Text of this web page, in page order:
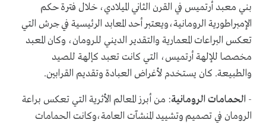
بني معبد أرتميس في القرن الثاني الميلادي، خلال فترة حكم
الإمبراطورية الرومانية،ويعتبر أحد المعابد الرئيسية في جرش التي
تعكس البراعات المعمارية والتقدير الديني للرومان، وكان المعبد
مخصصا للإلهة أرتميس، التي كانت تعبد كإلهة للصيد
والطبيعة. كان يستخدم لأغراض العبادة وتقديم القرابين.
- الحمامات الرومانية: من أبرز المعالم الأثرية التي تعكس براعة
الرومان في تصميم وتشييد المنشآت العامة،وكانت الحمامات